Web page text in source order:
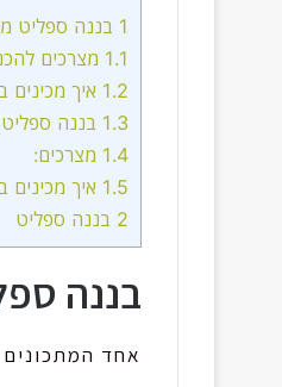
1 בננה ספליט
1.1 מצרכים
1.2 איך מכינים
1.3 בננה
1.4 מצרכים:
1.5 איך מכינים
2 בננה ספליט
בננה
אחד